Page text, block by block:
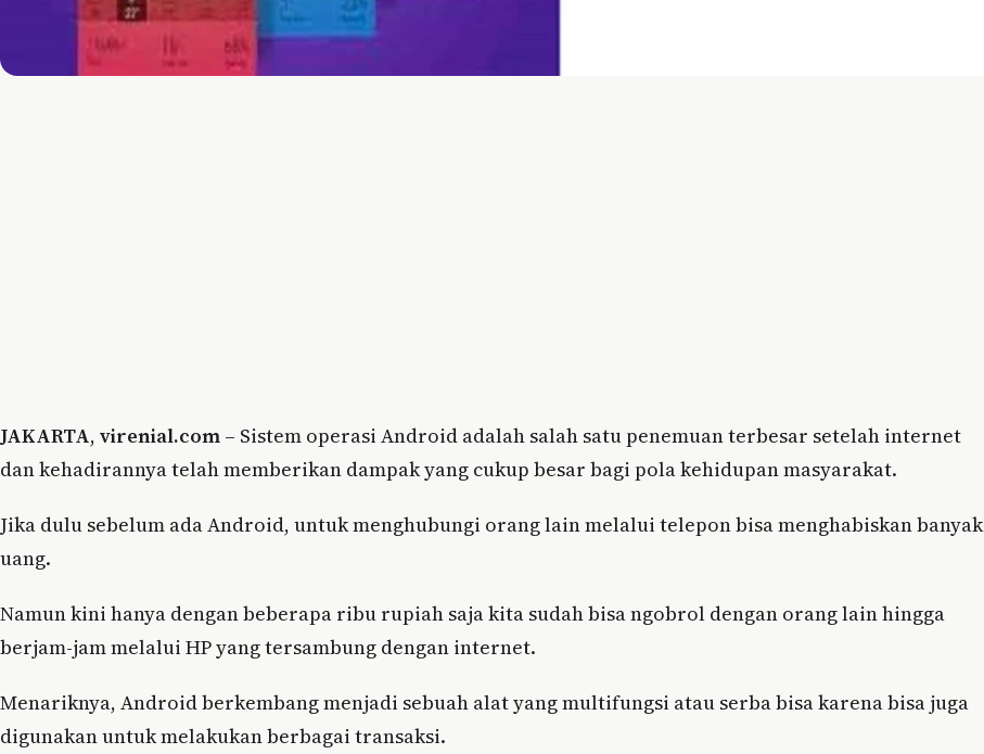
JAKARTA, virenial.com – Sistem operasi Android adalah salah satu penemuan terbesar setelah internet
dan kehadirannya telah memberikan dampak yang cukup besar bagi pola kehidupan masyarakat.
Jika dulu sebelum ada Android, untuk menghubungi orang lain melalui telepon bisa menghabiskan banyak
uang.
Namun kini hanya dengan beberapa ribu rupiah saja kita sudah bisa ngobrol dengan orang lain hingga
berjam-jam melalui HP yang tersambung dengan internet.
Menariknya, Android berkembang menjadi sebuah alat yang multifungsi atau serba bisa karena bisa juga
digunakan untuk melakukan berbagai transaksi.